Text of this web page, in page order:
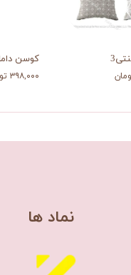
کوسن
۳۹۸,۰۰۰ تومان
​نماد ها